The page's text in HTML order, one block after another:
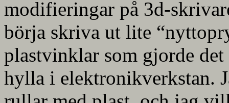
modifieringar på 3d-
börja skriva ut lite
plastvinklar som gjorde
hylla i elektronikverkstan.